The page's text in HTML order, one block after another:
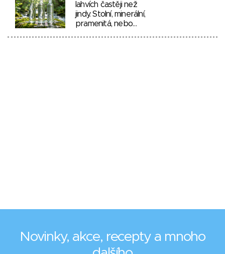
lahvích častěji než
jindy. Stolní, minerální,
pramenitá, nebo…
Novinky, akce, recepty a mnoho